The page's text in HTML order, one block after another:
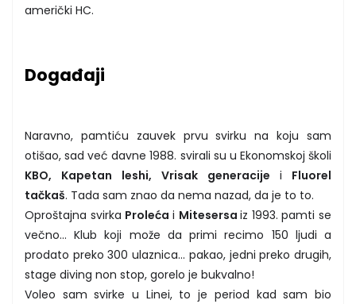
američki HC.
Događaji
Naravno, pamtiću zauvek prvu svirku na koju sam
otišao, sad već davne 1988. svirali su u Ekonomskoj školi
KBO, Kapetan leshi, Vrisak generacije i Fluorel
tačkaš. Tada sam znao da nema nazad, da je to to.
Oproštajna svirka Proleća i Mitesersaiz 1993. pamti se
večno... Klub koji može da primi recimo 150 ljudi a
prodato preko 300 ulaznica... pakao, jedni preko drugih,
stage diving non stop, gorelo je bukvalno!
Voleo sam svirke u Linei, to je period kad sam bio